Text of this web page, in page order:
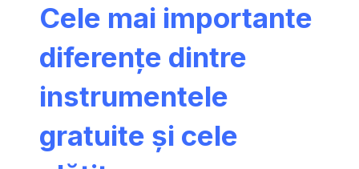
Cele mai importante
diferențe dintre
instrumentele
gratuite și cele